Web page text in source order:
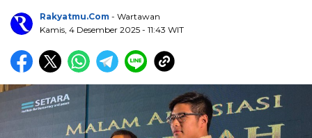
Rakyatmu.com - Wartawan
Kamis, 4 Desember 2025 - 11:43 WIT